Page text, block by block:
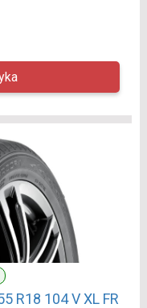
R18 104 V XL FR